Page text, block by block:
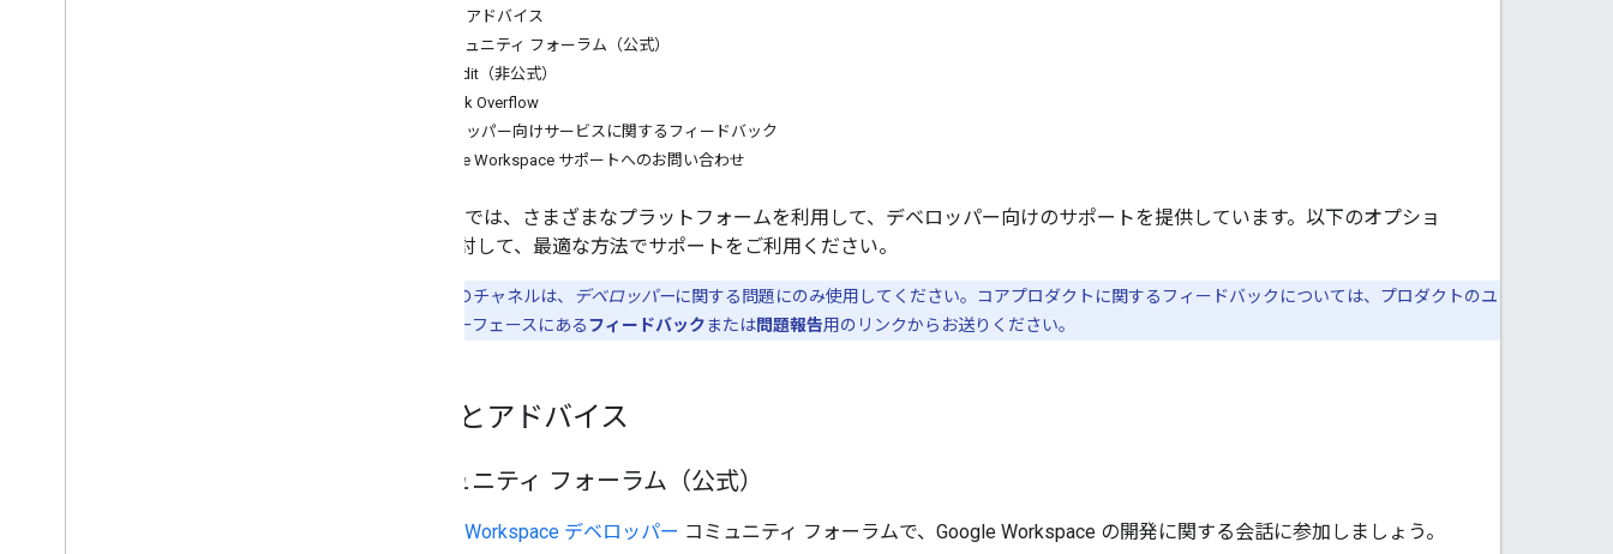
質問とアドバイス
コミュニティ フォーラム（公式）
Reddit（非公式）
Stack Overflow
デベロッパー向けサービスに関するフィードバック
Google Workspace サポートへのお問い合わせ
Google では、さまざまなプラットフォームを利用して、デベロッパー向けのサポートを提供しています。以下のオプショ
ンを検討して、最適な方法でサポートをご利用ください。
これらのチャネルは、 デベロッパーに関する問題にのみ使用してください。コアプロダクトに関するフィードバックについては、プロダクトのユ
ーザー インターフェースにあるフィードバックまたは問題報告用のリンクからお送りください。
質問とアドバイス
コミュニティ フォーラム（公式）
Google Workspace デベロッパー コミュニティ フォーラムで、Google Workspace の開発に関する会話に参加しましょう。